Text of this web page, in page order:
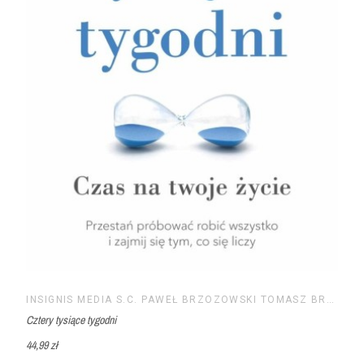
INSIGNIS MEDIA S.C. PAWEŁ BRZOZOWSKI TOMASZ BRZOZOWSKI
Cztery tysiące tygodni
44,99 zł